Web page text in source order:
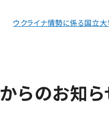
ウクライナ情勢に係る国立
からのお知ら